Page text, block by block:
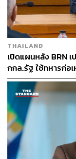
THAILAND
เปิดแผนหลัง BRN
กกล.รัฐ ใช้ทหารก่อ
2,000 ล้านบาท